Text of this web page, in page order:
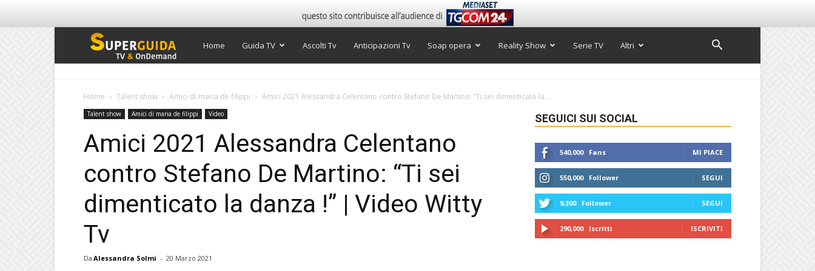
Super
TV
Home Guida TV Ascolti Tv Anticipazioni Tv Soap opera Reality Show Serie TV Altri
Home Talent show Amici di maria de filippi Amici 2021 Alessandra Celentano contro Stefano De Martino: “Ti sei dimenticato la...
Talent show Amici di maria de filippi Video
Amici 2021 Alessandra Celentano
contro Stefano De Martino: “Ti sei
dimenticato la danza !” | Video Witty
Tv
Da Alessandra Solmi - 20 Marzo 2021
SEGUICI SUI SOCIAL
540,000 Fans MI PIACE
550,000 Follower SEGUI
9,300 Follower SEGUI
290,000 Iscritti ISCRIVITI